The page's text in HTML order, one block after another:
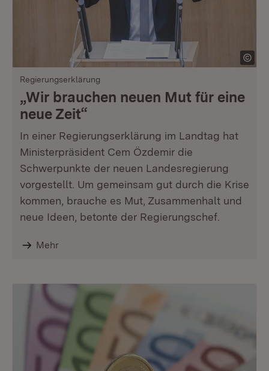
Regierungserklärung
„Wir brauchen neuen Mut für eine
neue Zeit“
In einer Regierungserklärung im Landtag hat
Ministerpräsident Cem Özdemir die
Schwerpunkte der neuen Landesregierung
vorgestellt. Um gemeinsam gut durch die Krise
kommen, brauche es Mut, Zusammenhalt und
neue Ideen, betonte der Regierungschef.
Mehr